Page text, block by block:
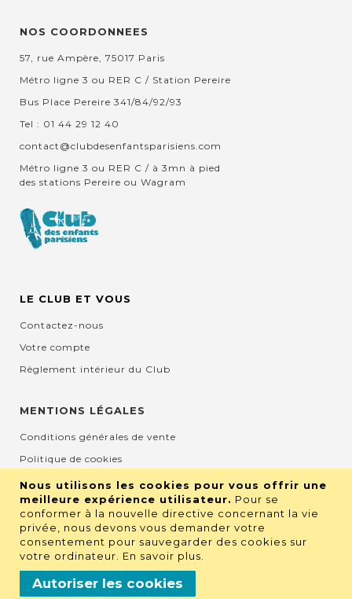
Nous utilisons les cookies pour vous offrir une
meilleure expérience utilisateur. Pour se
conformer à la nouvelle directive concernant la vie
privée, nous devons vous demander votre
consentement pour sauvegarder des cookies sur
votre ordinateur. En savoir plus
Autoriser les cookies
NOS COORDONNEES
57, rue Ampère, 75017 Paris
Métro ligne 3 ou RER C / Station Pereire
Bus Place Pereire 341/84/92/93
Tel : 01 44 29 12 40
contact@clubdesenfantsparisiens.com
Métro ligne 3 ou RER C / à 3mn à pied
des stations Pereire ou Wagram
LE CLUB ET VOUS
Contactez-nous
Votre compte
Règlement intérieur du Club
MENTIONS LÉGALES
Conditions générales de vente
Politique de cookies
Mentions légales et CGU
Protection de la vie privée
RETROUVEZ NOUS SUR LES RÉSEAUX